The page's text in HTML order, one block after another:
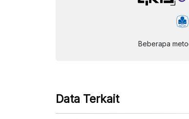
Beberapa
Data Terkait